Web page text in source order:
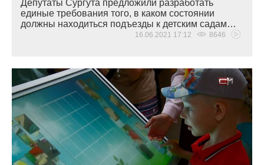
Депутаты Сургута предложили разработать
единые требования того, в каком состоянии
должны находиться подъезды к детским садам…
16.06.2021 17:12 8646